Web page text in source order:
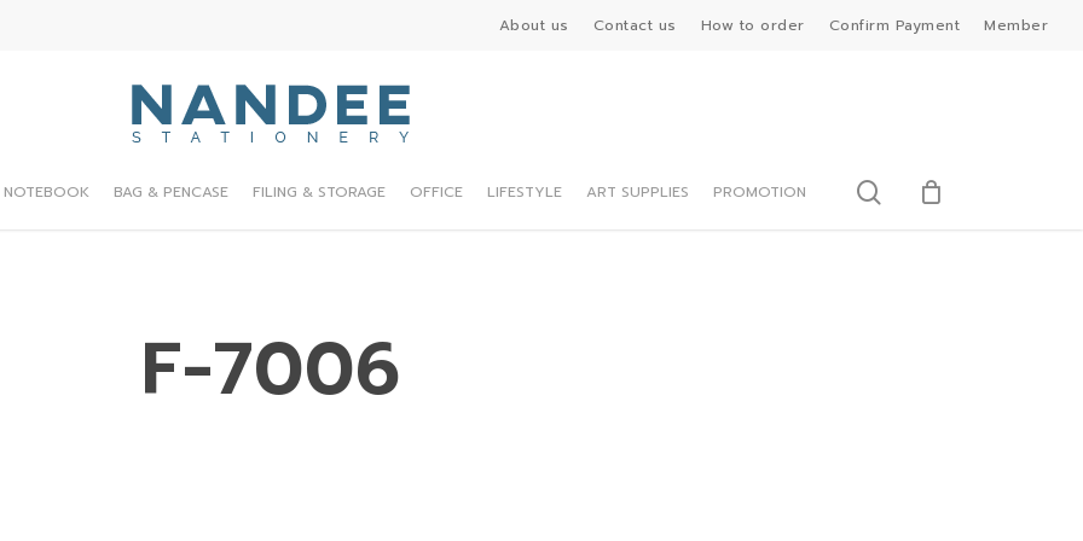
About us Contact us How to order Confirm Payment Member
NOTEBOOK BAG & PENCASE FILING & STORAGE OFFICE LIFESTYLE ART SUPPLIES PROMOTION search
F-7006